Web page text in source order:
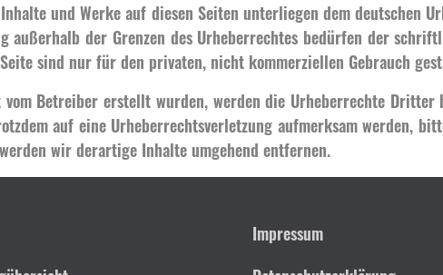
und Werke auf diesen Seiten unterliegen dem deutschen
der Grenzen des Urheberrechtes bedürfen der
sind nur für den privaten, nicht kommerziellen Gebrauch
Betreiber erstellt wurden, werden die Urheberrechte Dritter
auf eine Urheberrechtsverletzung aufmerksam werden,
wir derartige Inhalte umgehend entfernen.
Impressum